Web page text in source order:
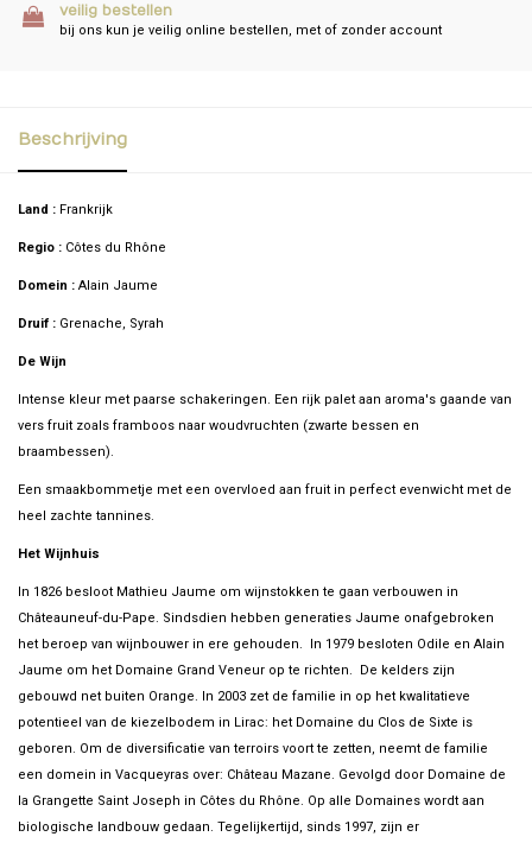
veilig bestellen
bij ons kun je veilig online bestellen, met of zonder account
Beschrijving
Land : Frankrijk
Regio : Côtes du Rhône
Domein : Alain Jaume
Druif : Grenache, Syrah
De Wijn
Intense kleur met paarse schakeringen. Een rijk palet aan aroma's gaande van
vers fruit zoals framboos naar woudvruchten (zwarte bessen en
braambessen).
Een smaakbommetje met een overvloed aan fruit in perfect evenwicht met de
heel zachte tannines.
Het Wijnhuis
In 1826 besloot Mathieu Jaume om wijnstokken te gaan verbouwen in
Châteauneuf-du-Pape. Sindsdien hebben generaties Jaume onafgebroken
het beroep van wijnbouwer in ere gehouden. In 1979 besloten Odile en Alain
Jaume om het Domaine Grand Veneur op te richten. De kelders zijn
gebouwd net buiten Orange. In 2003 zet de familie in op het kwalitatieve
potentieel van de kiezelbodem in Lirac: het Domaine du Clos de Sixte is
geboren. Om de diversificatie van terroirs voort te zetten, neemt de familie
een domein in Vacqueyras over: Château Mazane. Gevolgd door Domaine de
la Grangette Saint Joseph in Côtes du Rhône. Op alle Domaines wordt aan
biologische landbouw gedaan. Tegelijkertijd, sinds 1997, zijn er